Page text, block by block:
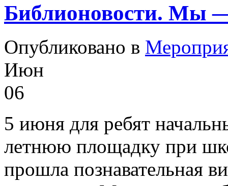
Библионовости. Мы
Опубликовано в
Июн
06
5 июня для ребят
летнюю площадку при
прошла познавательная